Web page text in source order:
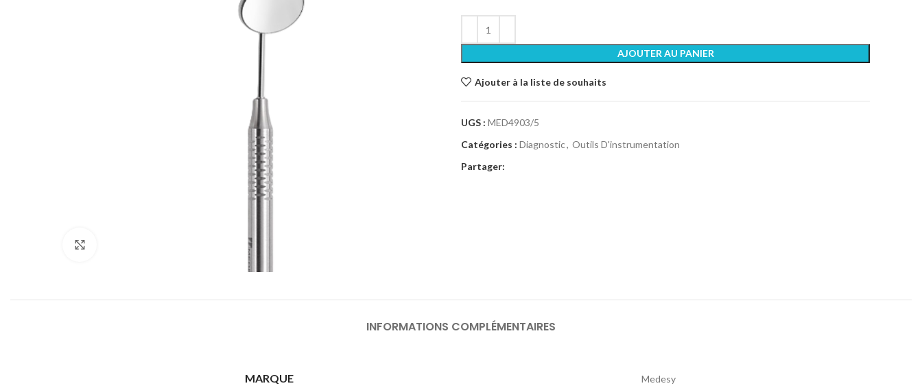
AJOUTER AU PANIER
Ajouter à la liste de souhaits
UGS : MED4903/5
Catégories : Diagnostic, Outils D'instrumentation
Partager:
INFORMATIONS COMPLÉMENTAIRES
MARQUE Medesy